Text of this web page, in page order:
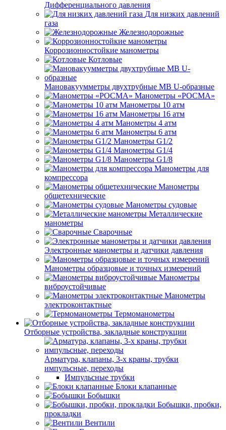
Дифференциального давления
Для низких давлений
газа
Железнодорожные
Коррозионностойкие манометры
Котловые
Мановакуумметры двухтрубные МВ U-образные
Манометры «РОСМА»
Манометры 10 атм
Манометры 16 атм
Манометры 4 атм
Манометры 6 атм
Манометры G1/2
Манометры G1/4
Манометры G1/8
Манометры для
компрессора
Манометры
общетехнические
Манометры судовые
Металлические
манометры
Сварочные
Электронные манометры и датчики давления
Манометры образцовые и точных измерений
Манометры
виброустойчивые
Манометры
электроконтактные
Термоманометры
Отборные устройства, закладные конструкции
Арматура, клапаны, 3-х краны, трубки
импульсные, переходы
Импульсные трубки
Блоки клапанные
Бобышки
Бобышки, пробки,
прокладки
Вентили